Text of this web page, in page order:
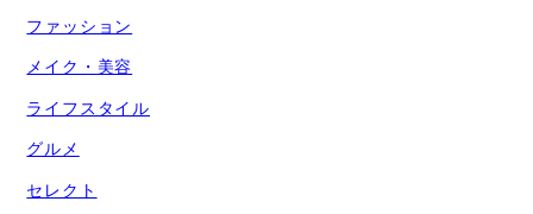
ファッション
メイク・美容
ライフスタイル
グルメ
セレクト